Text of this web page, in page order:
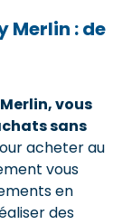
Merlin : de
vous
sans
acheter au
vous
en
des